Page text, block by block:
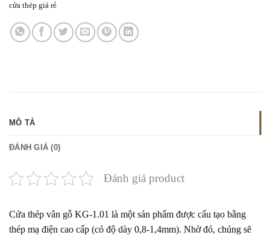
cửa thép giá rẻ
MÔ TẢ
ĐÁNH GIÁ (0)
Đánh giá product
Cửa thép vân gỗ KG-1.01 là một sản phẩm được cấu tạo bằng
thép mạ điện cao cấp (có độ dày 0,8-1,4mm). Nhờ đó, chúng sẽ